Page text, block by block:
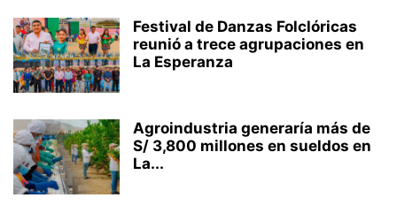
Festival de Danzas Folclóricas
reunió a trece agrupaciones en
La Esperanza
Agroindustria generaría más de
S/ 3,800 millones en sueldos en
La...